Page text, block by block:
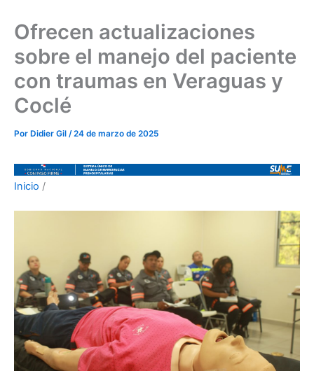
Ofrecen actualizaciones
sobre el manejo del paciente
con traumas en Veraguas y
Coclé
Por Didier Gil /24 de marzo de 2025
Inicio /